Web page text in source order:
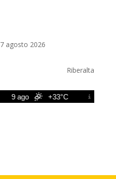
agosto 2026
Riberalta
9 ago +33°C 10 ago